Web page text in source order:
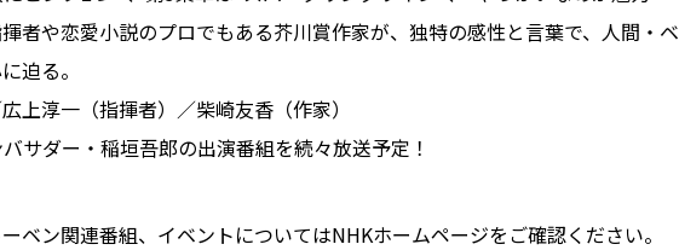
者や恋愛小説のプロでもある芥川賞作家が、独特の感性と言葉で、人間・ベ
迫る。
上淳一（指揮者）／柴崎友香（作家）
サダー・稲垣吾郎の出演番組を続々放送予定！
ベン関連番組、イベントについてはNHKホームページをご確認ください。